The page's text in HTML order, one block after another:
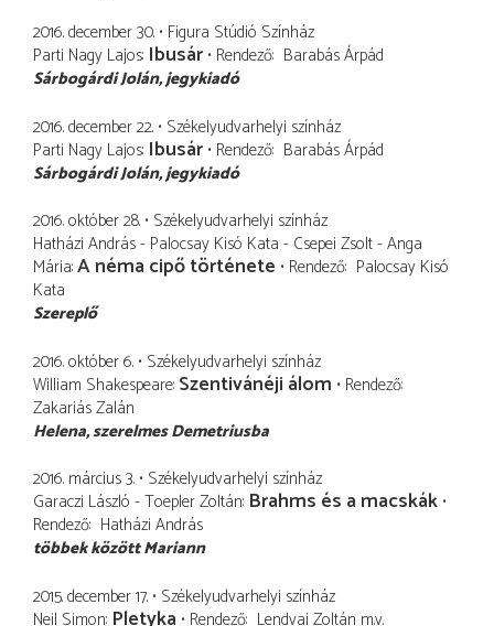
2016. december 30. Figura Stúdió Színház
Parti Nagy Lajos Ibusár Rendező Barabás Árpád
Sárbogárdi Jolán jegykiadó
2016. december 22. Székelyudvarhelyi színház
Parti Nagy Lajos Ibusár Rendező Barabás Árpád
Sárbogárdi Jolán jegykiadó
2016. október 28. Székelyudvarhelyi színház
Hatházi András - Palocsay Kisó Kata - Csepei Zsolt - Anga
Mária A néma cipő története Rendező Palocsay Kisó
Kata
Szereplő
2016. október 6. Székelyudvarhelyi színház
William Shakespeare Szentivánéji álom Rendező
Zakariás Zalán
Helena szerelmes Demetriusba
2016. március 3. Székelyudvarhelyi színház
Garaczi László - Toepler Zoltán Brahms és a macskák
Rendező Hatházi András
többek között Mariann
2015. december 17. Székelyudvarhelyi színház
Neil Simon Pletyka Rendező Lendvai Zoltán m.v.